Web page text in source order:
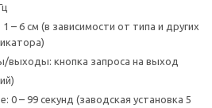
– 6 см (в зависимости от типа и других
выходы: кнопка запроса на выход
0 – 99 секунд (заводская установка 5